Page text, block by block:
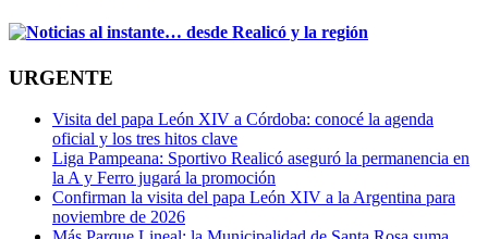
URGENTE
Visita del papa León XIV a Córdoba: conocé la agenda
oficial y los tres hitos clave
Liga Pampeana: Sportivo Realicó aseguró la permanencia en
la A y Ferro jugará la promoción
Confirman la visita del papa León XIV a la Argentina para
noviembre de 2026